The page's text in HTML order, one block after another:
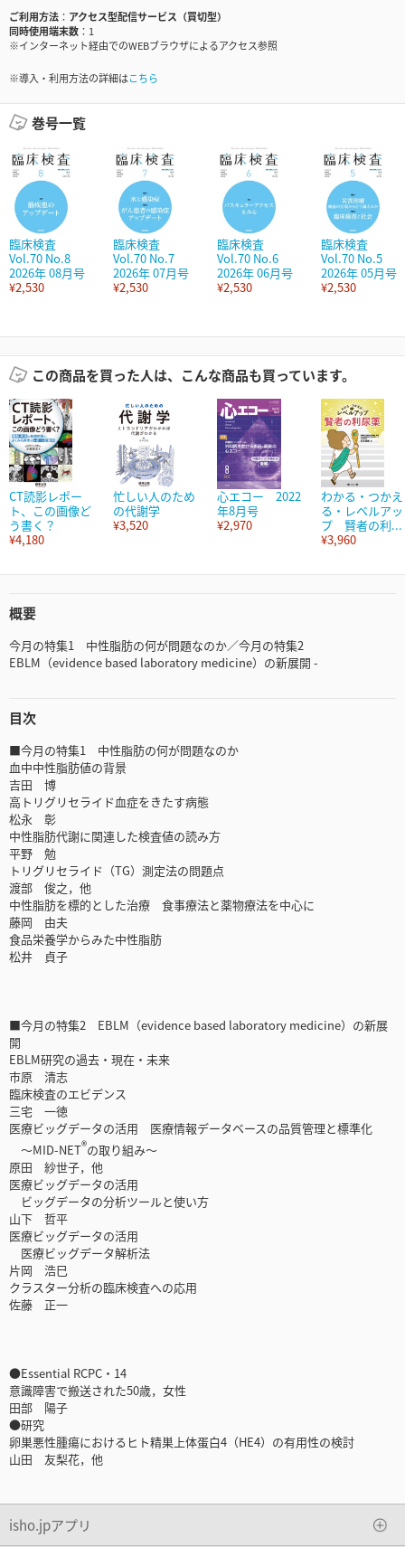
ご利用方法
アクセス型配信サービス（買切型）
同時使用端末数
1
※インターネット経由でのWEBブラウザによるアクセス参照
※導入・利用方法の詳細はこちら
巻号一覧
臨床検査
Vol.70 No.8
2026年 08月号
¥2,530
臨床検査
Vol.70 No.7
2026年 07月号
¥2,530
臨床検査
Vol.70 No.6
2026年 06月号
¥2,530
臨床検査
Vol.70 No.5
2026年 05月号
¥2,530
この商品を買った人は、こんな商品も買っています。
CT読影レポー
ト、この画像ど
う書く？
¥4,180
忙しい人のため
の代謝学
¥3,520
心エコー 2022
年8月号
¥2,970
わかる・つかえ
る・レベルアッ
プ 賢者の利...
¥3,960
概要
今月の特集1 中性脂肪の何が問題なのか／今月の特集2
EBLM（evidence based laboratory medicine）の新展開 -
目次
■今月の特集1 中性脂肪の何が問題なのか
血中中性脂肪値の背景
吉田 博
高トリグリセライド血症をきたす病態
松永 彰
中性脂肪代謝に関連した検査値の読み方
平野 勉
トリグリセライド（TG）測定法の問題点
渡部 俊之，他
中性脂肪を標的とした治療 食事療法と薬物療法を中心に
藤岡 由夫
食品栄養学からみた中性脂肪
松井 貞子
■今月の特集2 EBLM（evidence based laboratory medicine）の新展
開
EBLM研究の過去・現在・未来
市原 清志
臨床検査のエビデンス
三宅 一徳
医療ビッグデータの活用 医療情報データベースの品質管理と標準化
～MID-NET®の取り組み～
原田 紗世子，他
医療ビッグデータの活用
ビッグデータの分析ツールと使い方
山下 哲平
医療ビッグデータの活用
医療ビッグデータ解析法
片岡 浩巳
クラスター分析の臨床検査への応用
佐藤 正一
●Essential RCPC・14
意識障害で搬送された50歳，女性
田部 陽子
●研究
卵巣悪性腫瘍におけるヒト精巣上体蛋白4（HE4）の有用性の検討
山田 友梨花，他
isho.jpアプリ